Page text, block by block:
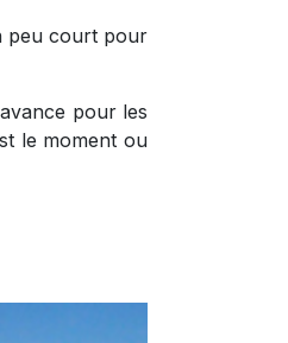
peu court pour
pour les
le moment ou